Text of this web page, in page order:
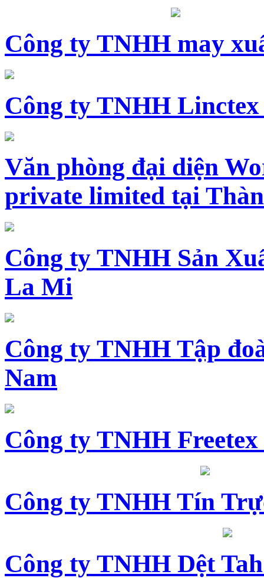
Công ty TNHH may
Công ty TNHH Linctex
Văn phòng đại diện
private limited tại
Công ty TNHH Sản
La Mi
Công ty TNHH Tập
Nam
Công ty TNHH
Công ty TNHH Tín
Công ty TNHH Dệt